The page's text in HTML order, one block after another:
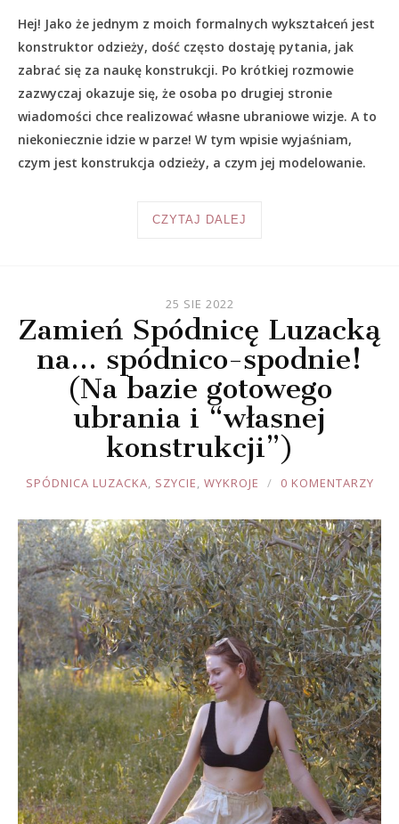
Hej! Jako że jednym z moich formalnych wykształceń jest
konstruktor odzieży, dość często dostaję pytania, jak
zabrać się za naukę konstrukcji. Po krótkiej rozmowie
zazwyczaj okazuje się, że osoba po drugiej stronie
wiadomości chce realizować własne ubraniowe wizje. A to
niekoniecznie idzie w parze! W tym wpisie wyjaśniam,
czym jest konstrukcja odzieży, a czym jej modelowanie.
CZYTAJ DALEJ
25 SIE 2022
Zamień Spódnicę Luzacką
na… spódnico-spodnie!
(Na bazie gotowego
ubrania i “własnej
konstrukcji”)
JOULE
SPÓDNICA LUZACKA, SZYCIE, WYKROJE 0 KOMENTARZY